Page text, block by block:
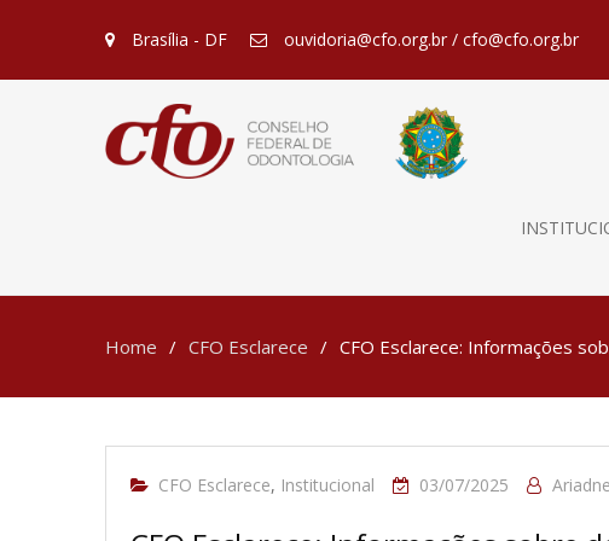
Brasília - DF ouvidoria@cfo.org.br / cfo@cfo.org.br
Home CFO Esclarece CFO Esclarece: Informações
CFO Esclarece, Institucional 03/07/2025